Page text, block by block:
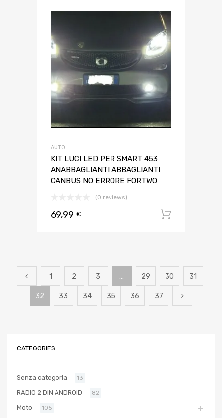
AUTO
KIT LUCI LED PER SMART 453
ANABBAGLIANTI ABBAGLIANTI
CANBUS NO ERRORE FORTWO
(0 reviews)
69,99 €
1 2 3 … 29 30 31
32 33 34 35 36 37
CATEGORIES
Senza categoria 13
RADIO 2 DIN ANDROID 82
Moto 105